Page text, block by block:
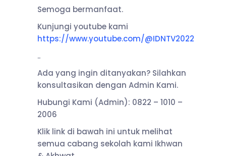
Semoga bermanfaat.
Kunjungi youtube kami
https://www.youtube.com/@IDNTV2022
..
Ada yang ingin ditanyakan? Silahkan
konsultasikan dengan Admin Kami.
Hubungi Kami (Admin): 0822 – 1010 –
2006
Klik link di bawah ini untuk melihat
semua cabang sekolah kami Ikhwan